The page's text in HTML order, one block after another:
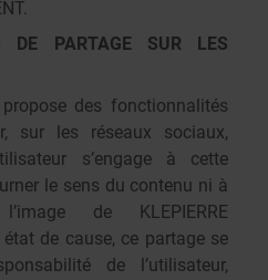
DE PARTAGE SUR LES
des fonctionnalités
sur les réseaux sociaux,
s’engage à cette
le sens du contenu ni à
de KLEPIERRE
de cause, ce partage se
de l’utilisateur,